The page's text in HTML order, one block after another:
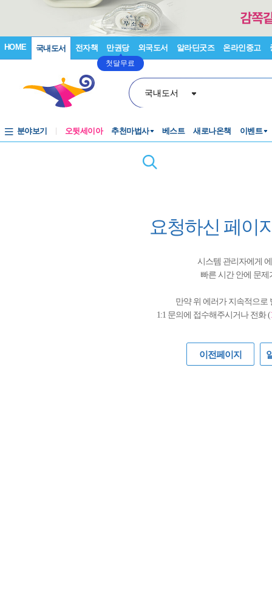
HOME 국내도서 전자책 만권당
첫달무료
외국도서 알라딘굿즈 온라인중고
국내도서
분야보기 오뒷세이아 추천마법사 베스트 새로나온책 이벤트
요청하신 페이
시스템 관리자에게
빠른 시간 안에 문
만약 위 에러가 지속적으로
1:1 문의에 접수해주시거나 전화 (
이전페이지